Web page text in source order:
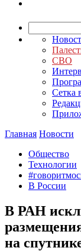
СВО
Сетка
Главная Новости
Общество
Технологии
В России
В РАН
на